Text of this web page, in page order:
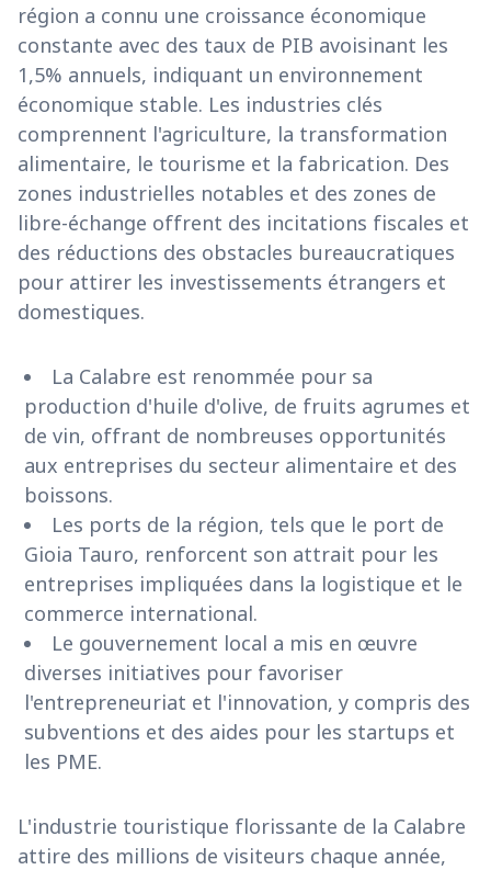
région a connu une croissance économique
constante avec des taux de PIB avoisinant les
1,5% annuels, indiquant un environnement
économique stable. Les industries clés
comprennent l'agriculture, la transformation
alimentaire, le tourisme et la fabrication. Des
zones industrielles notables et des zones de
libre-échange offrent des incitations fiscales et
des réductions des obstacles bureaucratiques
pour attirer les investissements étrangers et
domestiques.
La Calabre est renommée pour sa
production d'huile d'olive, de fruits agrumes et
de vin, offrant de nombreuses opportunités
aux entreprises du secteur alimentaire et des
boissons.
Les ports de la région, tels que le port de
Gioia Tauro, renforcent son attrait pour les
entreprises impliquées dans la logistique et le
commerce international.
Le gouvernement local a mis en œuvre
diverses initiatives pour favoriser
l'entrepreneuriat et l'innovation, y compris des
subventions et des aides pour les startups et
les PME.
L'industrie touristique florissante de la Calabre
attire des millions de visiteurs chaque année,